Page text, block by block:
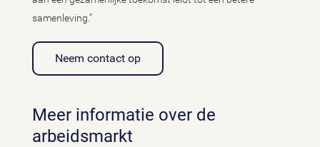
samenleving.”
Neem contact op
Meer informatie over de
arbeidsmarkt